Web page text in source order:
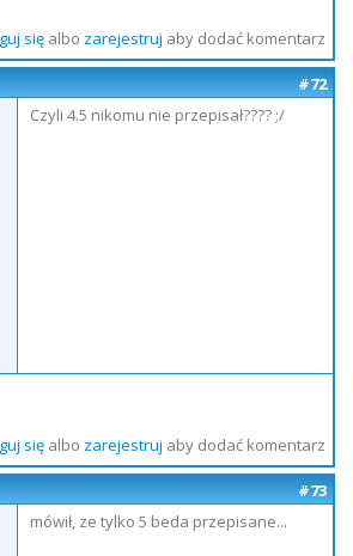
sięalbo zarejestruj aby dodać komentarz
#72
Czyli 4.5 nikomu nie przepisał???? ;/
sięalbo zarejestruj aby dodać komentarz
#73
mówił, ze tylko 5 beda przepisane...